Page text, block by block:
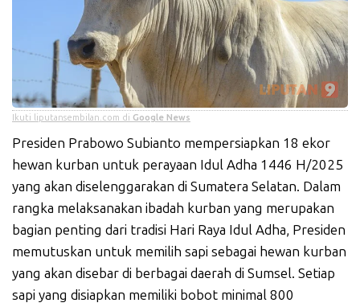
Ikuti liputansembilan.com di Google News
Presiden Prabowo Subianto mempersiapkan 18 ekor
hewan kurban untuk perayaan Idul Adha 1446 H/2025
yang akan diselenggarakan di Sumatera Selatan. Dalam
rangka melaksanakan ibadah kurban yang merupakan
bagian penting dari tradisi Hari Raya Idul Adha, Presiden
memutuskan untuk memilih sapi sebagai hewan kurban
yang akan disebar di berbagai daerah di Sumsel. Setiap
sapi yang disiapkan memiliki bobot minimal 800